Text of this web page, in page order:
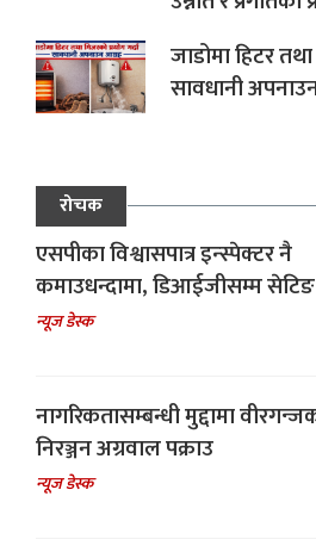
जाडोमा हिटर
सावधानी
रोचक
एसपीका विश्वासपात्र इन्स्पेक्टर नै
कमाउधन्दामा, डिआईजीसम्म
न्यूज डेस्क
नागरिकतासम्बन्धी मुद्दामा
निरञ्जन अग्रवाल पक्राउ
न्यूज डेस्क